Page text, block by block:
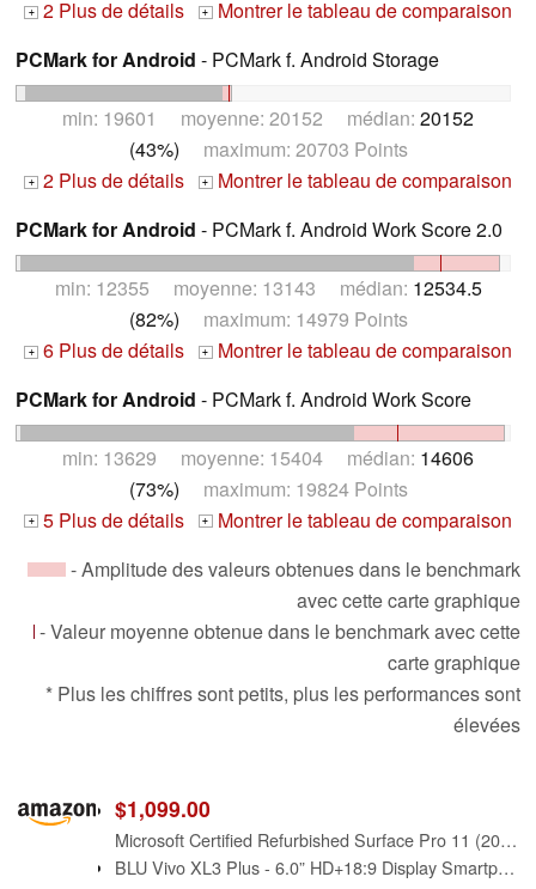
+ 2 Plus de détails + Montrer le tableau de comparaison
PCMark for Android - PCMark f. Android Storage
min: 19601 moyenne: 20152 médian: 20152
(43%) maximum: 20703 Points
+ 2 Plus de détails + Montrer le tableau de comparaison
PCMark for Android - PCMark f. Android Work Score 2.0
min: 12355 moyenne: 13143 médian: 12534.5
(82%) maximum: 14979 Points
+ 6 Plus de détails + Montrer le tableau de comparaison
PCMark for Android - PCMark f. Android Work Score
min: 13629 moyenne: 15404 médian: 14606
(73%) maximum: 19824 Points
+ 5 Plus de détails + Montrer le tableau de comparaison
- Amplitude des valeurs obtenues dans le benchmark
avec cette carte graphique
- Valeur moyenne obtenue dans le benchmark avec cette
carte graphique
* Plus les chiffres sont petits, plus les performances sont
élevées
$1,099.00
Microsoft Certified Refurbished Surface Pro 11 (2024), 13" Touchscreen 2-in-1, Snapdragon X Plus, 16GB RAM, Inateck Bluetooth Backlit Keyboard, Warranty (Black, 16GB RAM，512GB SSD)
BLU Vivo XL3 Plus - 6.0” HD+18:9 Display Smartphone with Qualcomm Snapdragon – Black